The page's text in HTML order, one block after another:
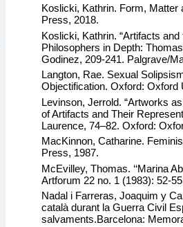
Koslicki, Kathrin. Form,
Press, 2018.
Koslicki, Kathrin. “Artifacts
Philosophers in Depth:
Godinez, 209-241. Palgrave/
Langton, Rae. Sexual
Objectification. Oxford: Oxford
Levinson, Jerrold. “Artworks
of Artifacts and Their
Laurence, 74–82. Oxford:
MacKinnon, Catharine.
Press, 1987.
McEvilley, Thomas. ‘‘Marina
Artforum 22 no. 1 (1983): 52-
Nadal i Farreras, Joaquim y
català durant la Guerra Civil
salvaments.Barcelona: